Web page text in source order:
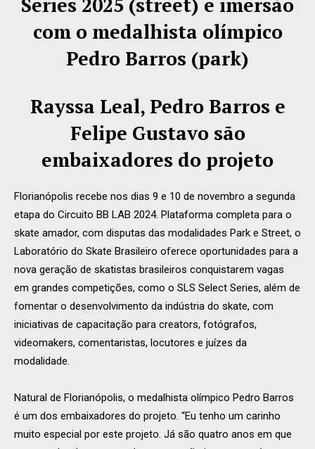
com o medalhista olímpico
Pedro Barros (park)
Rayssa Leal, Pedro Barros e
Felipe Gustavo são
embaixadores do projeto
Florianópolis recebe nos dias 9 e 10 de novembro a segunda
etapa do Circuito BB LAB 2024. Plataforma completa para o
skate amador, com disputas das modalidades Park e Street, o
Laboratório do Skate Brasileiro oferece oportunidades para a
nova geração de skatistas brasileiros conquistarem vagas
em grandes competições, como o SLS Select Series, além de
fomentar o desenvolvimento da indústria do skate, com
iniciativas de capacitação para creators, fotógrafos,
videomakers, comentaristas, locutores e juízes da
modalidade.
Natural de Florianópolis, o medalhista olímpico Pedro Barros
é um dos embaixadores do projeto. “Eu tenho um carinho
muito especial por este projeto. Já são quatro anos em que